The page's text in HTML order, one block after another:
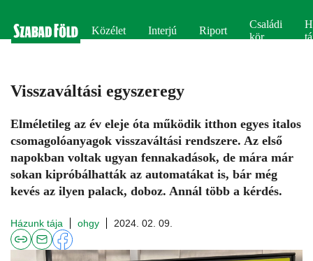
Közélet Interjú Riport
Családi
kör
Visszaváltási egyszeregy
Elméletileg az év eleje óta működik itthon egyes italos
csomagolóanyagok visszaváltási rendszere. Az első
napokban voltak ugyan fennakadások, de mára már
sokan kipróbálhatták az automatákat is, bár még
kevés az ilyen palack, doboz. Annál több a kérdés.
Házunk tája ohgy 2024. 02. 09.